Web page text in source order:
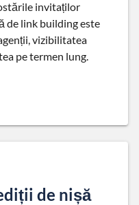
invitaților
de link building este
vizibilitatea
pe termen lung.
de nișă